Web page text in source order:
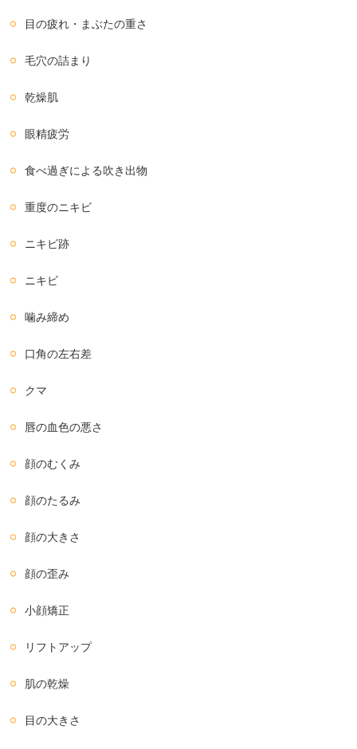
目の疲れ・まぶたの重さ
毛穴の詰まり
乾燥肌
眼精疲労
食べ過ぎによる吹き出物
重度のニキビ
ニキビ跡
ニキビ
噛み締め
口角の左右差
クマ
唇の血色の悪さ
顔のむくみ
顔のたるみ
顔の大きさ
顔の歪み
小顔矯正
リフトアップ
肌の乾燥
目の大きさ